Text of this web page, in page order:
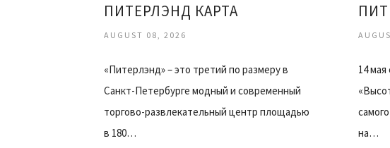
ПИТЕРЛЭНД КАРТА
AUGUST 08, 2026
«Питерлэнд» – это третий по размеру в
Санкт-Петербурге модный и современный
торгово-развлекательный центр площадью
в 180…
14
на…